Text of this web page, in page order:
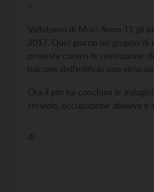
>
Vallotomo di Mori. Sono 11 gli
2017. Quel giorno un gruppo di
protesta contro la costruzione
balcone dell’edificio uno
Ora il pm ha concluso le
servizio, occupazione abusiva e
di